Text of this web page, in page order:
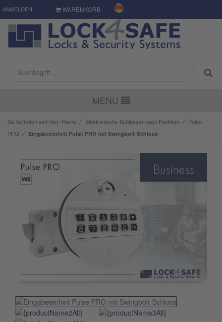
ANMELDEN WARENKORB
MENU
Sie befinden sich hier: Home ⁄ Elektronische Schlösser nach Funktion ⁄ Pulse
PRO ⁄ Eingabeeinheit Pulse PRO mit Swingbolt-Schloss